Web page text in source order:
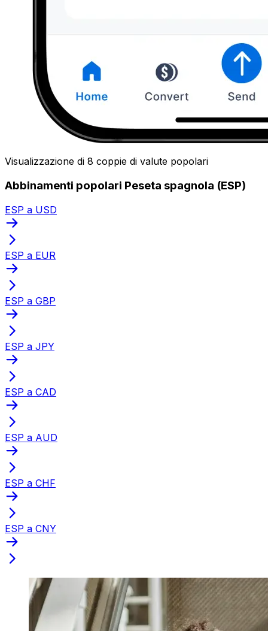
Visualizzazione di 8 coppie di valute popolari
Abbinamenti popolari Peseta spagnola (ESP)
ESP a USD
ESP a EUR
ESP a GBP
ESP a JPY
ESP a CAD
ESP a AUD
ESP a CHF
ESP a CNY